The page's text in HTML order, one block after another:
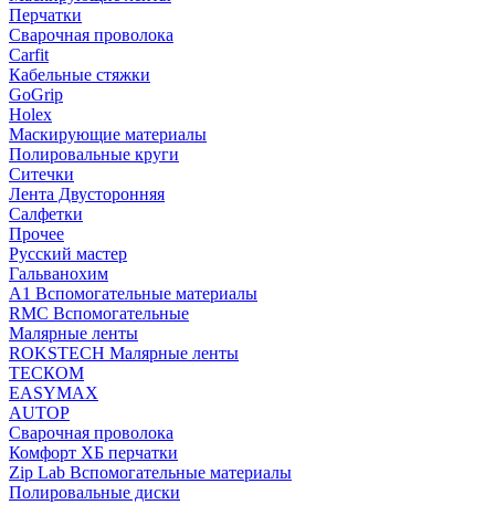
Перчатки
Сварочная проволока
Carfit
Кабельные стяжки
GoGrip
Holex
Маскирующие материалы
Полировальные круги
Ситечки
Лента Двусторонняя
Салфетки
Прочее
Русский мастер
Гальванохим
А1 Вспомогательные материалы
RMC Вспомогательные
Малярные ленты
ROKSTECH Малярные ленты
ТЕСКОМ
EASYMAX
AUTOP
Сварочная проволока
Комфорт ХБ перчатки
Zip Lab Вспомогательные материалы
Полировальные диски